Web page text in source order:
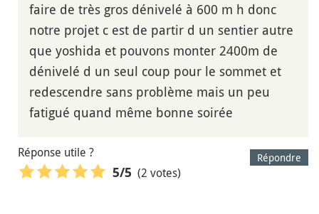
faire de très gros dénivelé à 600 m h donc
notre projet c est de partir d un sentier autre
que yoshida et pouvons monter 2400m de
dénivelé d un seul coup pour le sommet et
redescendre sans problème mais un peu
fatigué quand même bonne soirée
Répondre
Réponse utile ?
5/5 (2 votes)